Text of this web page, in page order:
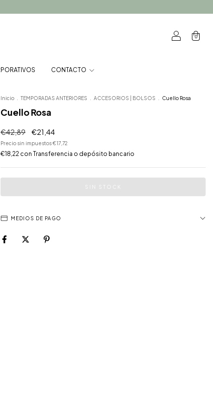
0
CONTACTO
Inicio TEMPORADAS ANTERIORES ACCESORIOS | BOLSOS Cuello Rosa
Cuello Rosa
€42,89 €21,44
Precio sin impuestos€17,72
€18,22 con Transferencia o depósito bancario
MEDIOS DE PAGO